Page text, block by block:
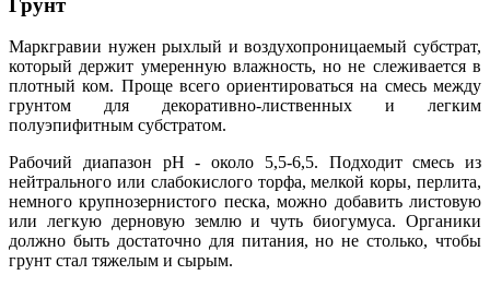
Маркгравии нужен рыхлый и воздухопроницаемый субстрат,
который держит умеренную влажность, но не слеживается в
плотный ком. Проще всего ориентироваться на смесь между
грунтом для декоративно-лиственных и легким
полуэпифитным субстратом.
Рабочий диапазон pH - около 5,5-6,5. Подходит смесь из
нейтрального или слабокислого торфа, мелкой коры, перлита,
немного крупнозернистого песка, можно добавить листовую
или легкую дерновую землю и чуть биогумуса. Органики
должно быть достаточно для питания, но не столько, чтобы
грунт стал тяжелым и сырым.